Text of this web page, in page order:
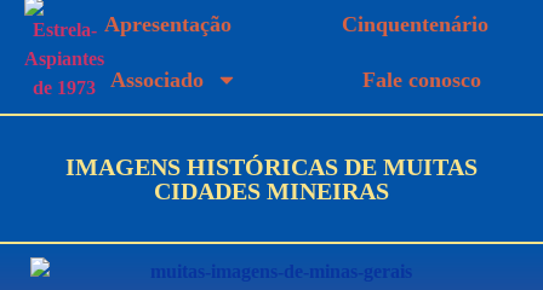
Apresentação Cinquentenário
Associado Fale conosco
IMAGENS HISTÓRICAS DE MUITAS
CIDADES MINEIRAS